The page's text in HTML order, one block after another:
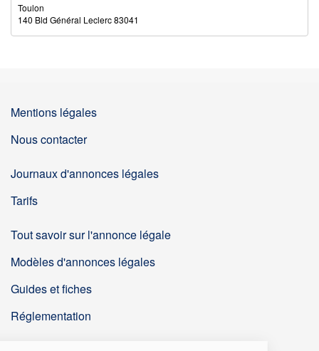
Toulon
140 Bld Général Leclerc 83041
Mentions légales
Nous contacter
Journaux d'annonces légales
Tarifs
Tout savoir sur l'annonce légale
Modèles d'annonces légales
Guides et fiches
Réglementation